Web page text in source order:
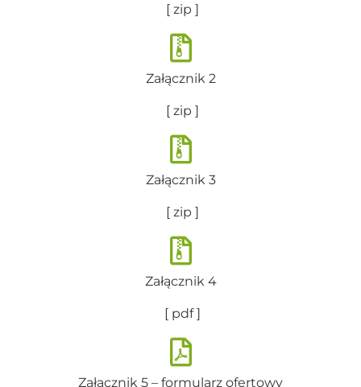
[ zip ]
Załącznik 2
[ zip ]
Załącznik 3
[ zip ]
Załącznik 4
[ pdf ]
Załącznik 5 – formularz ofertowy